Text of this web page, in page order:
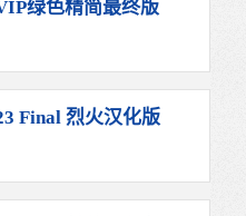
绿色精简最终版
Final 烈火汉化版